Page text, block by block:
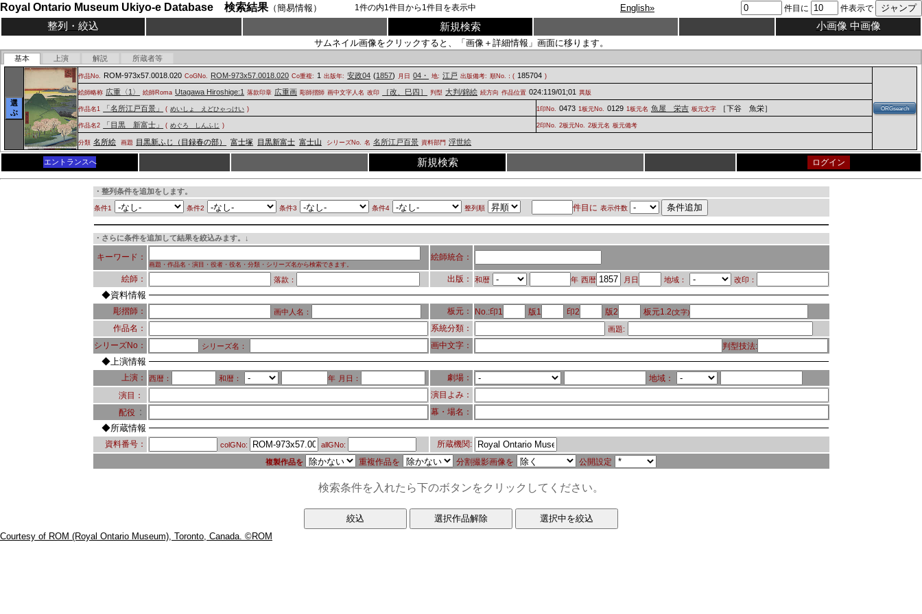
Royal Ontario Museum Ukiyo-e Database 検索結果（簡易情報） 1件の内1件目から 1件目を表示中 English» 件目に 件表示で
整列・絞込 新規検索 小画像 中画像
サムネイル画像をクリックすると、「画像＋詳細情報」画面に移ります。
基本 上演 解説 所蔵者等
選
ぶ
作品No. ROM-973x57.0018.020 CoGNo. ROM-973x57.0018.020 Co重複: 1 出版年: 安政04 (1857) 月日 04・ 地: 江戸 出版備考: 順No.：( 185704 )
ORGsearch
絵師略称 広重〈1〉 絵師Roma Utagawa Hiroshige:1 落款印章 広重画 彫師摺師 画中文字人名 改印 ［改、巳四］ 判型 大判/錦絵 続方向 作品位置 024:119/01;01 異版
作品名1 「名所江戸百景」 ( めいしょ えどひゃっけい ) 1印No. 0473 1板元No. 0129 1板元名 魚屋 栄吉 板元文字 ［下谷 魚栄］
作品名2 「目黒 新富士」 ( めぐろ しんふじ ) 2印No. 2板元No. 2板元名 板元備考
分類 名所絵 画題 目黒新ふじ（目録春の部） 富士塚 目黒新富士 富士山 シリーズNo. 名 名所江戸百景 資料部門 浮世絵
エントランスへ 新規検索 ログイン
・整列条件を追加をします。
条件1 条件2 条件3 条件4 整列順 件目に 表示件数
・さらに条件を追加して結果を絞込みます。↓
キーワード：
画題・作品名・演目・役者・役名・分類・シリーズ名から検索できます。
絵師統合：
絵師： 落款： 出版： 和暦 年 西暦 月日 地域： 改印：
◆資料情報
彫摺師： 画中人名： 板元： No.:印1 版1 印2 版2 板元1.2(文字)
作品名： 系統分類： 画題:
シリーズNo： シリーズ名： 画中文字： 判型技法:
◆上演情報
上演： 西暦： 和暦： 年 月日： 劇場：
地域：
演目：
演目よみ：
配役 ： 幕・場名：
◆所蔵情報
資料番号： colGNo: allGNo: 所蔵機関:
複製作品を 重複作品を 分割撮影画像を 公開設定
検索条件を入れたら下のボタンをクリックしてください。
Courtesy of ROM (Royal Ontario Museum), Toronto, Canada. ©ROM